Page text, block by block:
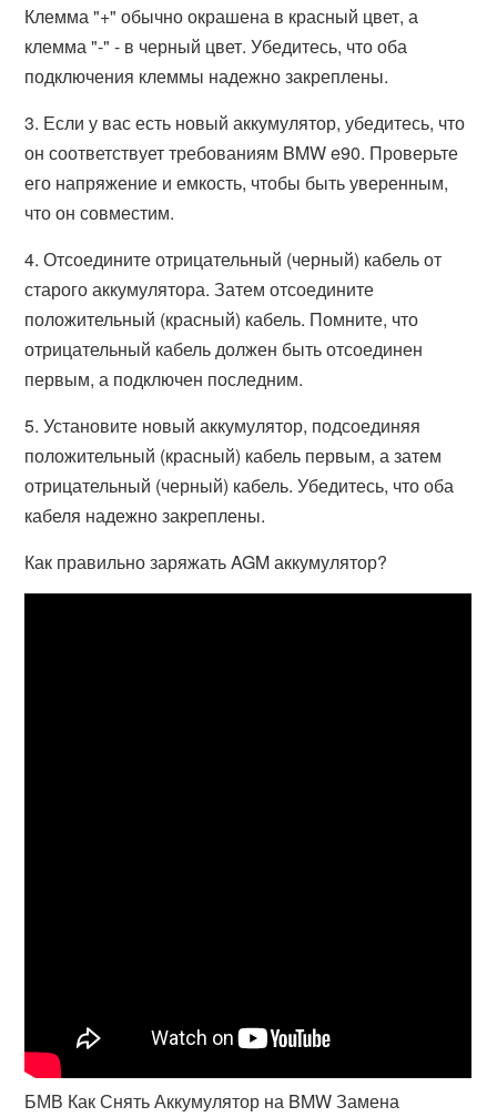
Клемма "+" обычно окрашена в красный цвет, а
клемма "-" - в черный цвет. Убедитесь, что оба
подключения клеммы надежно закреплены.
3. Если у вас есть новый аккумулятор, убедитесь, что
он соответствует требованиям BMW e90. Проверьте
его напряжение и емкость, чтобы быть уверенным,
что он совместим.
4. Отсоедините отрицательный (черный) кабель от
старого аккумулятора. Затем отсоедините
положительный (красный) кабель. Помните, что
отрицательный кабель должен быть отсоединен
первым, а подключен последним.
5. Установите новый аккумулятор, подсоединяя
положительный (красный) кабель первым, а затем
отрицательный (черный) кабель. Убедитесь, что оба
кабеля надежно закреплены.
Как правильно заряжать AGM аккумулятор?
БМВ Как Снять Аккумулятор на BMW Замена